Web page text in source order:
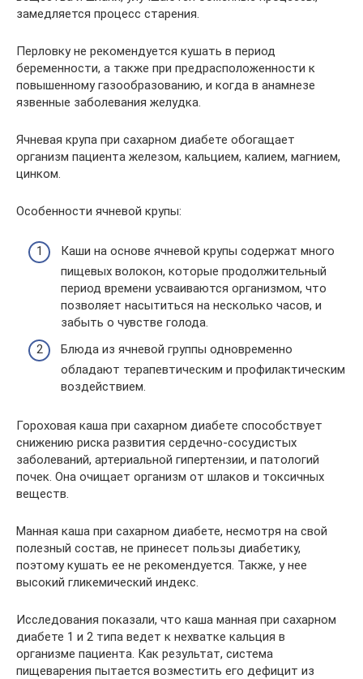
замедляется процесс старения.
Перловку не рекомендуется кушать в период
беременности, а также при предрасположенности к
повышенному газообразованию, и когда в анамнезе
язвенные заболевания желудка.
Ячневая крупа при сахарном диабете обогащает
организм пациента железом, кальцием, калием, магнием,
цинком.
Особенности ячневой крупы:
Каши на основе ячневой крупы содержат много
пищевых волокон, которые продолжительный
период времени усваиваются организмом, что
позволяет насытиться на несколько часов, и
забыть о чувстве голода.
Блюда из ячневой группы одновременно
обладают терапевтическим и профилактическим
воздействием.
Гороховая каша при сахарном диабете способствует
снижению риска развития сердечно-сосудистых
заболеваний, артериальной гипертензии, и патологий
почек. Она очищает организм от шлаков и токсичных
веществ.
Манная каша при сахарном диабете, несмотря на свой
полезный состав, не принесет пользы диабетику,
поэтому кушать ее не рекомендуется. Также, у нее
высокий гликемический индекс.
Исследования показали, что каша манная при сахарном
диабете 1 и 2 типа ведет к нехватке кальция в
организме пациента. Как результат, система
пищеварения пытается возместить его дефицит из